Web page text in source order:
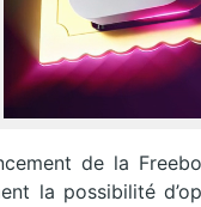
de la
la possibilité